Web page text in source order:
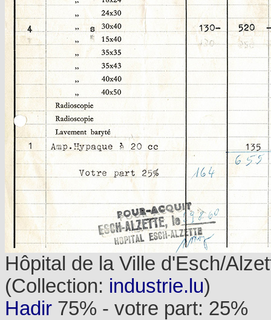
Hôpital de la Ville d'Esch/
(Collection: industrie.lu)
Hadir 75% - votre part: 25%